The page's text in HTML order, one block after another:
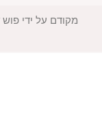
מקודם על ידי פוש